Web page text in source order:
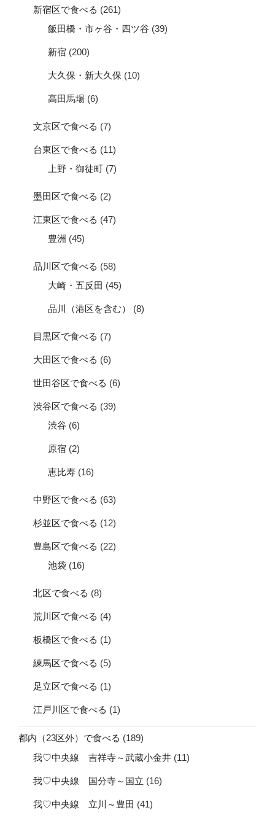
新宿区で食べる (261)
飯田橋・市ヶ谷・四ツ谷 (39)
新宿 (200)
大久保・新大久保 (10)
高田馬場 (6)
文京区で食べる (7)
台東区で食べる (11)
上野・御徒町 (7)
墨田区で食べる (2)
江東区で食べる (47)
豊洲 (45)
品川区で食べる (58)
大崎・五反田 (45)
品川（港区を含む） (8)
目黒区で食べる (7)
大田区で食べる (6)
世田谷区で食べる (6)
渋谷区で食べる (39)
渋谷 (6)
原宿 (2)
恵比寿 (16)
中野区で食べる (63)
杉並区で食べる (12)
豊島区で食べる (22)
池袋 (16)
北区で食べる (8)
荒川区で食べる (4)
板橋区で食べる (1)
練馬区で食べる (5)
足立区で食べる (1)
江戸川区で食べる (1)
都内（23区外）で食べる (189)
我♡中央線 吉祥寺～武蔵小金井 (11)
我♡中央線 国分寺～国立 (16)
我♡中央線 立川～豊田 (41)